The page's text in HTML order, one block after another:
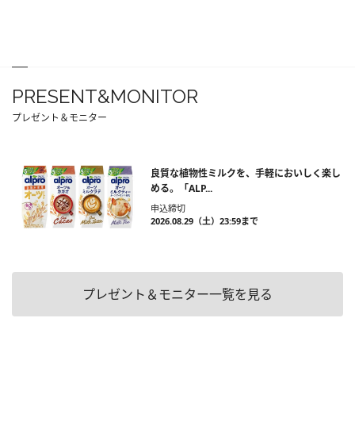
PRESENT&MONITOR
プレゼント＆モニター
良質な植物性ミルクを、手軽においしく楽し
める。「ALP...
申込締切
2026.08.29（土）23:59まで
プレゼント＆モニター一覧を見る